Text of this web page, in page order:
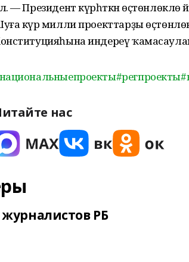
— Президент күрһәткән
күрә милли проекттарҙы
индереү
#регпроекты
нас
РБ